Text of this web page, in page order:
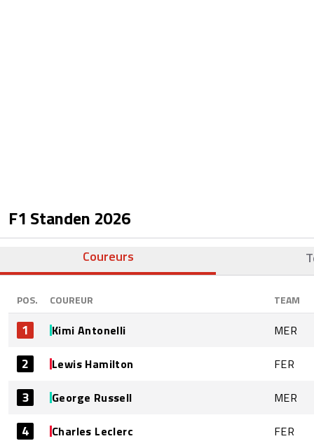
F1 Standen 2026
Coureurs
POS. COUREUR TEAM
1 Kimi Antonelli MER
2 Lewis Hamilton FER
3 George Russell MER
4 Charles Leclerc FER